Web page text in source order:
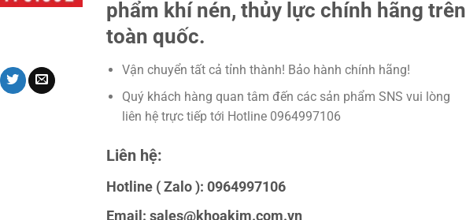
phẩm khí nén, thủy lực chính hãng trên
toàn quốc.
Vận chuyển tất cả tỉnh thành! Bảo hành chính hãng!
Quý khách hàng quan tâm đến các sản phẩm SNS vui lòng
liên hệ trực tiếp tới Hotline 0964997106
Liên hệ:
Hotline ( Zalo ): 0964997106
Email: sales@khoakim.com.vn